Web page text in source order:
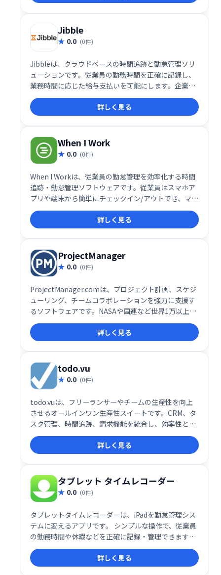
Jibble
0.0 (0件)
Jibbleは、クラウドベースの時間追跡と勤怠管理ソリ
ューションです。従業員の勤務時間を正確に記録し、
業務時間に応じた給与支払いを可能にします。企業や
組織はJibbleを利用することで、従業員の時間の最大
化と業務効率の向上を図れます。詳細なレポート機能
も備え、業務管理を効率化します。
詳しく見る
When I Work
0.0 (0件)
When I Workは、従業員の勤怠管理を効率化する時間
追跡・勤怠管理ソフトウェアです。従業員はスマホア
プリや端末から簡単にチェックイン/アウトでき、マネ
ージャーは勤務時間を正確に把握できます。現場従業
員の勤務状況把握に最適で、スムーズなシフト管理を
実現します。
詳しく見る
ProjectManager
0.0 (0件)
ProjectManager.comは、プロジェクト計画、スケジ
ューリング、チームコラボレーションを強力に支援す
るソフトウェアです。NASAや国連など世界1万以上の
チームが利用し、その信頼性と高い性能は広く認めら
れています。小規模から大規模プロジェクトまで対応
し、成功に必要なツールをすべて提供します。
詳しく見る
todo.vu
0.0 (0件)
todo.vuは、フリーランサーやチームの生産性を向上
させるオールインワン生産性スイートです。CRM、タ
スク管理、時間追跡、請求機能を統合し、効率性と透
明性を高めます。フリーランサーは無料で利用でき、
チーム向けプランも11ユーザーまで利用可能です。効
率的な業務管理を実現し、ビジネスの成長をサポート
します。
詳しく見る
タブレット タイムレコーダー
0.0 (0件)
タブレットタイムレコーダーは、iPadを勤怠管理シス
テムに変えるアプリです。 シンプルな操作で、従業員
の勤務時間や休暇などを正確に記録・管理できます。
ペーパーレス化による効率化を実現し、人件費削減に
も貢献します。 iPadを活用した手軽さと、正確なデー
タ管理を両立した、革新的なタイムレコーダーです。
詳しく見る